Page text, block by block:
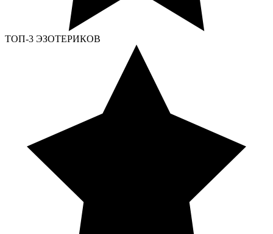
ТОП-3 ЭЗОТЕРИКОВ